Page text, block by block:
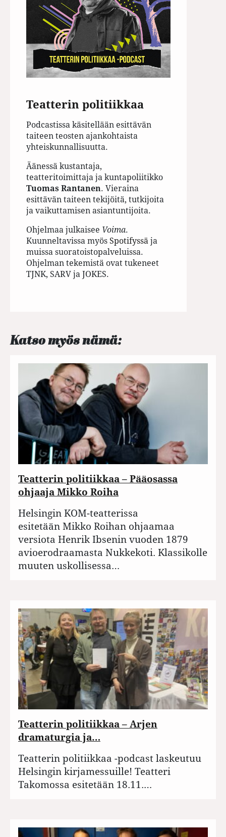
Teatterin politiikkaa
Podcastissa käsitellään esittävän
taiteen teosten ajankohtaista
yhteiskunnallisuutta.
Äänessä kustantaja,
teatteritoimittaja ja kuntapoliitikko
Tuomas Rantanen. Vieraina
esittävän taiteen tekijöitä, tutkijoita
ja vaikuttamisen asiantuntijoita.
Ohjelmaa julkaisee Voima.
Kuunneltavissa myösSpotifyssä ja
muissa suoratoistopalveluissa.
Ohjelman tekemistä ovat tukeneet
TJNK, SARV ja JOKES.
Katso myös nämä:
Teatterin politiikkaa – Pääosassa
ohjaaja Mikko Roiha
Helsingin KOM-teatterissa
esitetään Mikko Roihan ohjaamaa
versiota Henrik Ibsenin vuoden 1879
avioerodraamasta Nukkekoti. Klassikolle
muuten uskollisessa…
Teatterin politiikkaa – Arjen
dramaturgia ja…
Teatterin politiikkaa -podcast laskeutuu
Helsingin kirjamessuille! Teatteri
Takomossa esitetään 18.11.…